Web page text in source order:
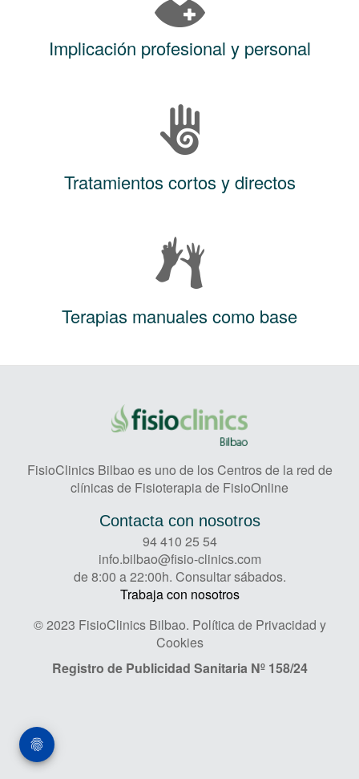
Implicación profesional y personal
Tratamientos cortos y directos
Terapias manuales como base
FisioClinics Bilbao es uno de los Centros de la red de
clínicas de Fisioterapia de FisioOnline
Contacta con nosotros
94 410 25 54
info.bilbao@fisio-clinics.com
de 8:00 a 22:00h. Consultar sábados.
Trabaja con nosotros
© 2023 FisioClinics Bilbao. Política de Privacidad y
Cookies
Registro de Publicidad SanitariaNº 158/24